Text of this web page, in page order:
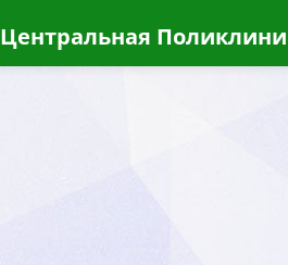
Центральная